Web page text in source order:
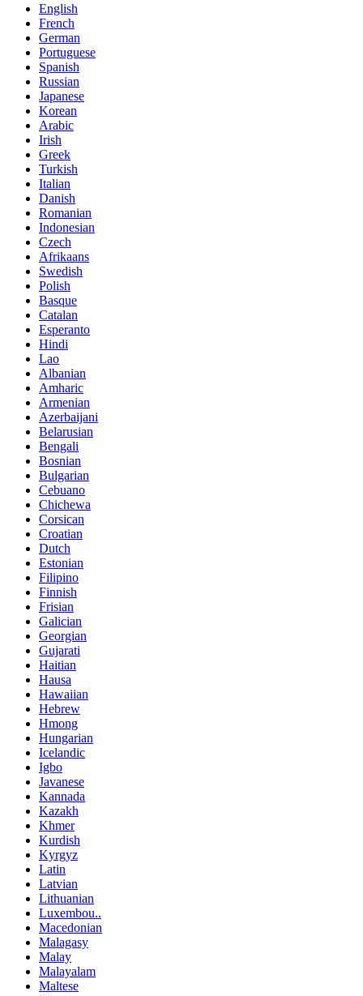
English
French
German
Portuguese
Spanish
Russian
Japanese
Korean
Arabic
Irish
Greek
Turkish
Italian
Danish
Romanian
Indonesian
Czech
Afrikaans
Swedish
Polish
Basque
Catalan
Esperanto
Hindi
Lao
Albanian
Amharic
Armenian
Azerbaijani
Belarusian
Bengali
Bosnian
Bulgarian
Cebuano
Chichewa
Corsican
Croatian
Dutch
Estonian
Filipino
Finnish
Frisian
Galician
Georgian
Gujarati
Haitian
Hausa
Hawaiian
Hebrew
Hmong
Hungarian
Icelandic
Igbo
Javanese
Kannada
Kazakh
Khmer
Kurdish
Kyrgyz
Latin
Latvian
Lithuanian
Luxembou..
Macedonian
Malagasy
Malay
Malayalam
Maltese